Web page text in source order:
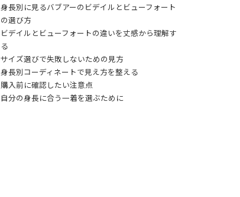
身長別に見るバブアーのビデイルとビューフォート
の選び方
ビデイルとビューフォートの違いを丈感から理解す
る
サイズ選びで失敗しないための見方
身長別コーディネートで見え方を整える
購入前に確認したい注意点
自分の身長に合う一着を選ぶために